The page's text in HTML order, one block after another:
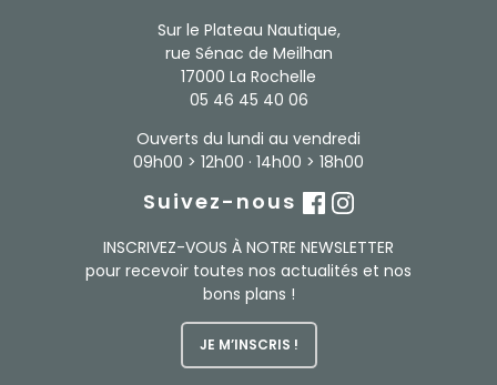
Sur le Plateau Nautique,
rue Sénac de Meilhan
17000 La Rochelle
05 46 45 40 06
Ouverts du lundi au vendredi
09h00 > 12h00 · 14h00 > 18h00
Suivez-nous
INSCRIVEZ-VOUS À NOTRE NEWSLETTER
pour recevoir toutes nos actualités et nos
bons plans !
JE M’INSCRIS !